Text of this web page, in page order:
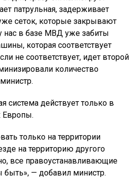
патрульная, задерживает
сеток, которые закрывают
нас в базе МВД уже забиты
которая соответствует
не соответствует, идет второй
количество
система действует только в
Европы.
только на территории
на территорию другого
все правоустанавливающие
— добавил министр.